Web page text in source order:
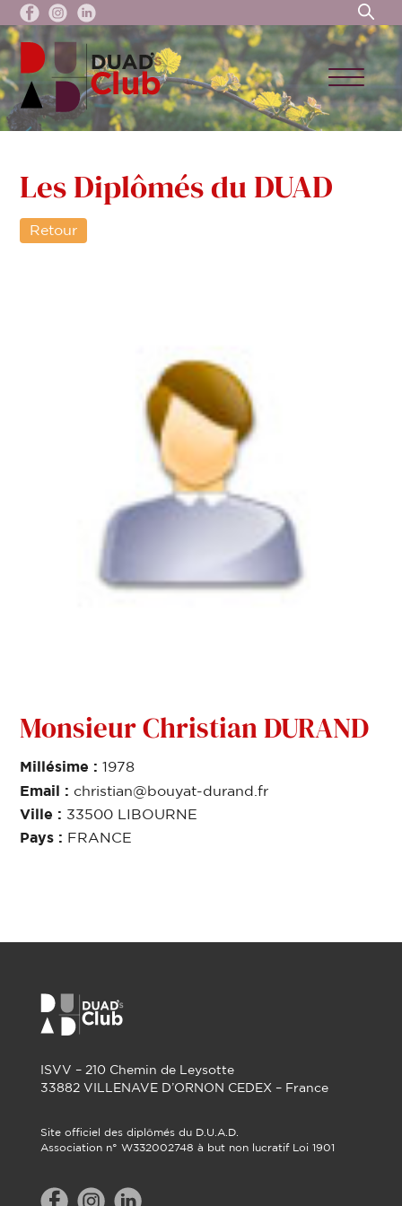
Les Diplômés du DUAD
Retour
Monsieur Christian DURAND
Millésime :1978
Email : christian@bouyat-durand.fr
Ville : 33500 LIBOURNE
Pays : FRANCE
ISVV – 210 Chemin de Leysotte
33882 VILLENAVE D’ORNON CEDEX – France
Site officiel des diplômés du D.U.A.D.
Association n° W332002748 à but non lucratif Loi 1901